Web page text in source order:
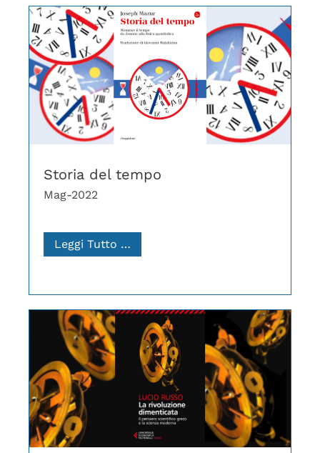
Storia del tempo
Mag-2022
Leggi Tutto …